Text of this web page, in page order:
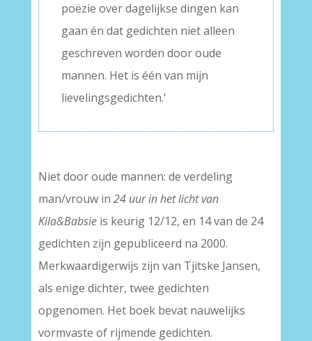
poëzie over dagelijkse dingen kan
gaan én dat gedichten niet alleen
geschreven worden door oude
mannen. Het is één van mijn
lievelingsgedichten.’
Niet door oude mannen: de verdeling
man/vrouw in 24 uur in het licht van
Kila&Babsieis keurig 12/12, en 14 van de 24
gedichten zijn gepubliceerd na 2000.
Merkwaardigerwijs zijn van Tjitske Jansen,
als enige dichter, twee gedichten
opgenomen. Het boek bevat nauwelijks
vormvaste of rijmende gedichten.